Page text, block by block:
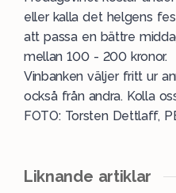
eller kalla det helgens
att passa en bättre
mellan 100 - 200 kronor.
Vinbanken väljer fritt ur
också från andra. Kolla
FOTO: Torsten Dettlaff,
Liknande artiklar